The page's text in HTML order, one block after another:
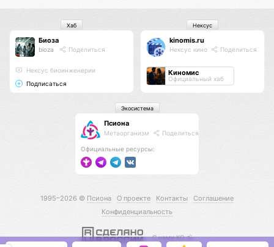
Биоза
bioza Поделиться
Нексус биоинженерии
Подписаться
Хаб
kinomis.ru
Нексус кино Поделиться
Киномис
Официальный хаб
Нексус
Псиона
Метаорганизм Поделиться
Официальные ресурсы:
Экосистема
1995–2026 © Псиона О проекте Контакты
Соглашение
Конфиденциальность
С нами КО 🕉️